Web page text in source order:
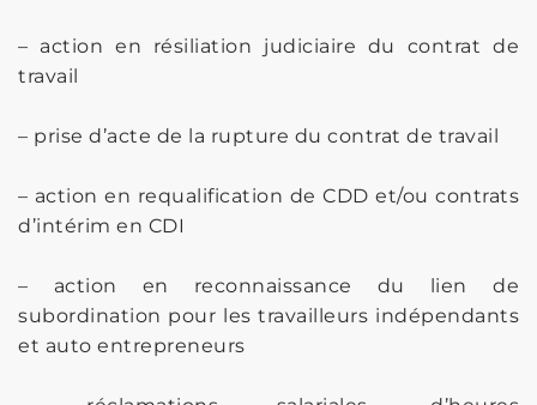
– action en résiliation judiciaire du contrat de
travail
– prise d’acte de la rupture du contrat de travail
– action en requalification de CDD et/ou contrats
d’intérim en CDI
– action en reconnaissance du lien de
subordination pour les travailleurs indépendants
et auto entrepreneurs